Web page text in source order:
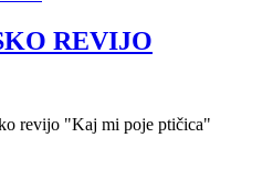
REVIJO
revijo "Kaj mi poje ptičica"